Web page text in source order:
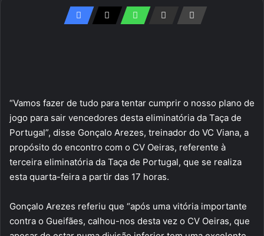
“Vamos fazer de tudo para tentar cumprir o nosso plano de
jogo para sair vencedores desta eliminatória da Taça de
Portugal”, disse Gonçalo Arezes, treinador do VC Viana, a
propósito do encontro com o CV Oeiras, referente à
terceira eliminatória da Taça de Portugal, que se realiza
esta quarta-feira a partir das 17 horas.
Gonçalo Arezes referiu que “após uma vitória importante
contra o Gueifães, calhou-nos desta vez o CV Oeiras, que